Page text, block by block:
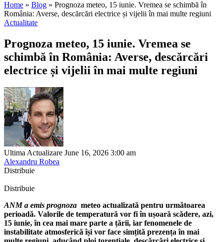
Home » Blog » Prognoza meteo, 15 iunie. Vremea se schimbă în
România: Averse, descărcări electrice și vijelii în mai multe regiuni
Actualitate
Prognoza meteo, 15 iunie. Vremea se
schimbă în România: Averse, descărcări
electrice și vijelii în mai multe regiuni
Ultima Actualizare June 16, 2026 3:00 am
Alexandru Robea
Distribuie
Distribuie
ANM a emis prognoza meteo actualizată pentru următoarea
perioadă. Valorile de temperatură vor fi în ușoară scădere, azi,
15 iunie, în cea mai mare parte a țării, iar fenomenele de
instabilitate atmosferică își vor face simțită prezența în mai